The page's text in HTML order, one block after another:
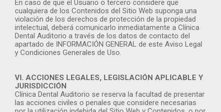
En caso de que el Usuario o tercero considere que
cualquiera de los Contenidos del Sitio Web suponga una
violación de los derechos de protección de la propiedad
intelectual, deberá comunicarlo inmediatamente a Clínica
Dental Auditorio a través de los datos de contacto del
apartado de INFORMACIÓN GENERAL de este Aviso Legal
y Condiciones Generales de Uso.
VI. ACCIONES LEGALES, LEGISLACIÓN APLICABLE Y
JURISDICCIÓN
Clínica Dental Auditorio se reserva la facultad de presentar
las acciones civiles o penales que considere necesarias